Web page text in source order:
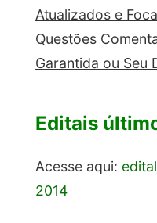
Atualizados e
Questões
Garantida ou Seu
Editais
Acesse aqui:
2014